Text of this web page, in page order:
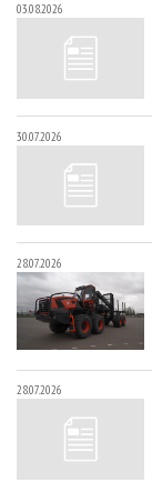
03.08.2026
30.07.2026
28.07.2026
28.07.2026